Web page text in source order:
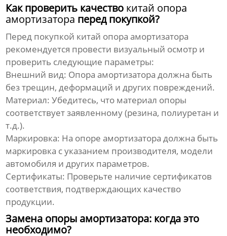
Как проверить качество китай опора
амортизатора перед покупкой?
Перед покупкой китай опора амортизатора
рекомендуется провести визуальный осмотр и
проверить следующие параметры:
Внешний вид: Опора амортизатора должна быть
без трещин, деформаций и других повреждений.
Материал: Убедитесь, что материал опоры
соответствует заявленному (резина, полиуретан и
т.д.).
Маркировка: На опоре амортизатора должна быть
маркировка с указанием производителя, модели
автомобиля и других параметров.
Сертификаты: Проверьте наличие сертификатов
соответствия, подтверждающих качество
продукции.
Замена опоры амортизатора: когда это
необходимо?